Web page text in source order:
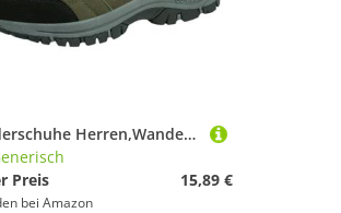
Wanderschuhe Herren,Wanderschuhe Herren Wildleder Leichte Outdoor Trekkingschuhe,Rutschfeste Schuhe Herren Sneaker Ultralight Camping Sommer, Atmungsaktive Freizeitschuhe,Herren Schuhe Slipper
Preis
15,89 €
bei Amazon